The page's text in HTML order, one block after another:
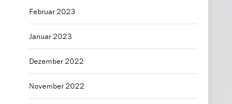
Februar 2023
Januar 2023
Dezember 2022
November 2022